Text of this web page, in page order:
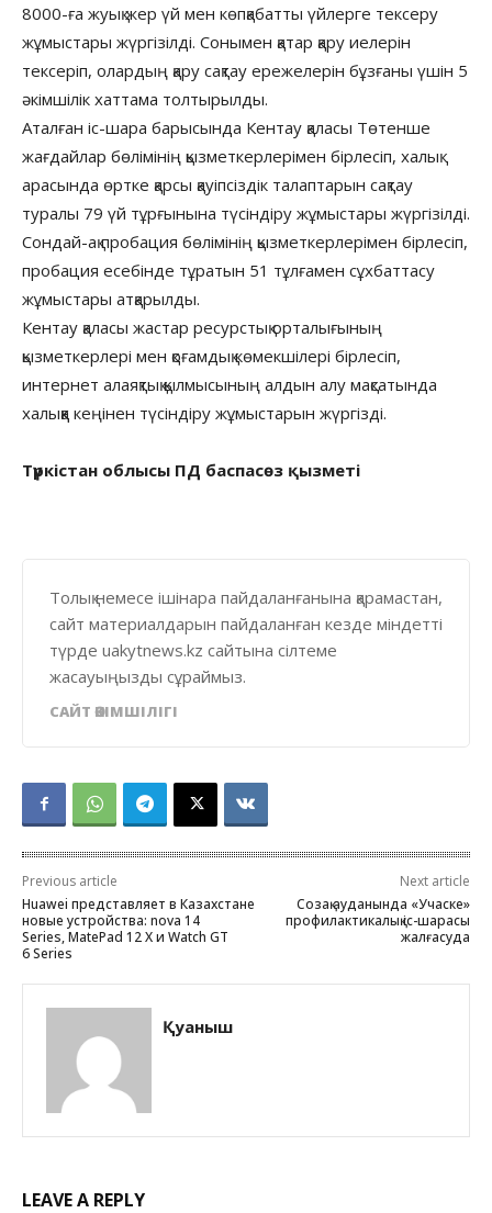
8000-ға жуық жер үй мен көпқабатты үйлерге тексеру
жұмыстары жүргізілді. Сонымен қатар қару иелерін
тексеріп, олардың қару сақтау ережелерін бұзғаны үшін 5
әкімшілік хаттама толтырылды.
Аталған іс-шара барысында Кентау қаласы Төтенше
жағдайлар бөлімінің қызметкерлерімен бірлесіп, халық
арасында өртке қарсы қауіпсіздік талаптарын сақтау
туралы 79 үй тұрғынына түсіндіру жұмыстары жүргізілді.
Сондай-ақ пробация бөлімінің қызметкерлерімен бірлесіп,
пробация есебінде тұратын 51 тұлғамен сұхбаттасу
жұмыстары атқарылды.
Кентау қаласы жастар ресурстық орталығының
қызметкерлері мен қоғамдық көмекшілері бірлесіп,
интернет алаяқтық қылмысының алдын алу мақсатында
халыққа кеңінен түсіндіру жұмыстарын жүргізді.
Түркістан облысы ПД баспасөз қызметі
Толық немесе ішінара пайдаланғанына қарамастан,
сайт материалдарын пайдаланған кезде міндетті
түрде uakytnews.kz сайтына сілтеме
жасауыңызды сұраймыз.
САЙТ ӘКІМШІЛІГІ
Previous article
Huawei представляет в Казахстане
новые устройства: nova 14
Series, MatePad 12 X и Watch GT
6 Series
Next article
Созақ ауданында «Учаске»
профилактикалық іс-шарасы
жалғасуда
Қуаныш
LEAVE A REPLY